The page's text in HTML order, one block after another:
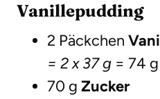
Vanillepudding
2 Päckchen
= 2 x 37 g = 74 g
70 g Zucker